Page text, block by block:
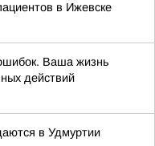
в Ижевске
Ваша жизнь
действий
в Удмуртии